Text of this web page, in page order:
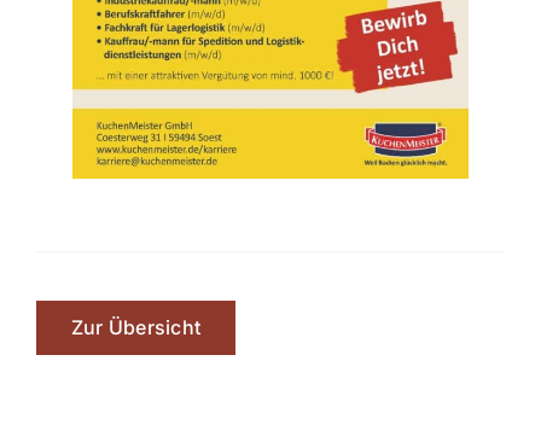
Zur Übersicht